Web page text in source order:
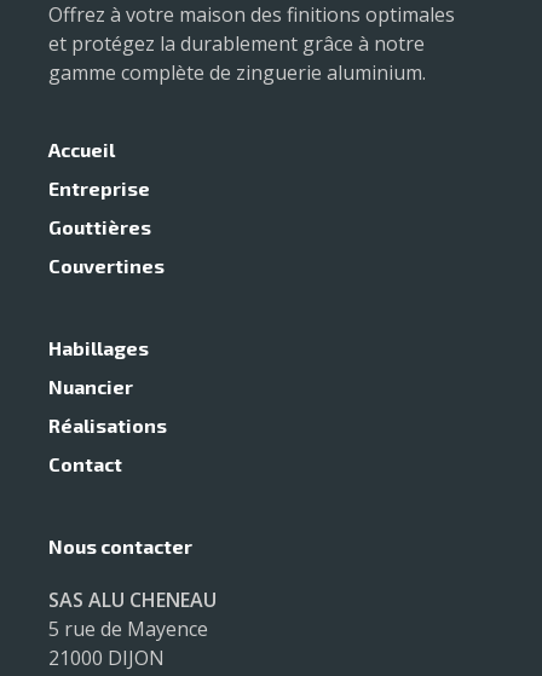
Offrez à votre maison des finitions optimales
et protégez la durablement grâce à notre
gamme complète de zinguerie aluminium.
Accueil
Entreprise
Gouttières
Couvertines
Habillages
Nuancier
Réalisations
Contact
Nous contacter
SAS ALU CHENEAU
5 rue de Mayence
21000 DIJON